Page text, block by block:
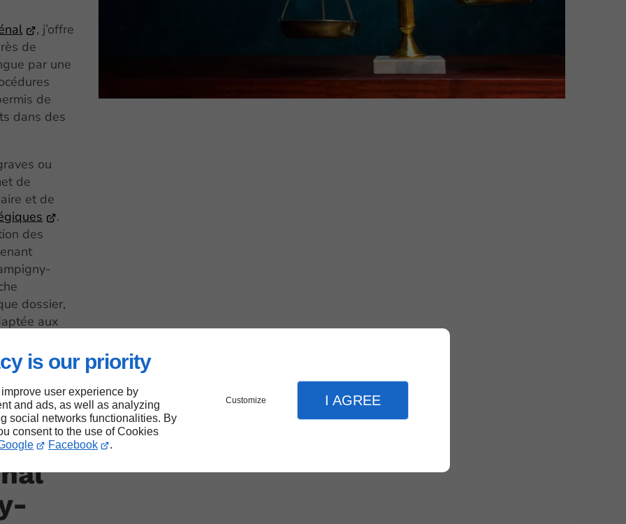
is our priority
user experience by
and ads, as well as analyzing
social networks functionalities. By
consent to the use of Cookies
Facebook .
Customize I AGREE
, j’offre
de
par une
de
dans des
ou
de
et de
.
des
dossier,
aux